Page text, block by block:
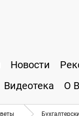
Новости
Видеотека О